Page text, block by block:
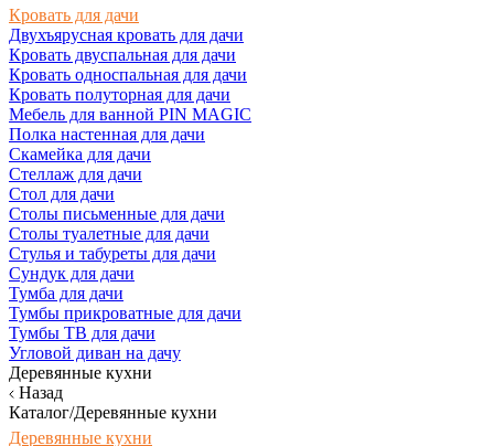
Кровать для дачи
Двухъярусная кровать для дачи
Кровать двуспальная для дачи
Кровать односпальная для дачи
Кровать полуторная для дачи
Мебель для ванной PIN MAGIC
Полка настенная для дачи
Скамейка для дачи
Стеллаж для дачи
Стол для дачи
Столы письменные для дачи
Столы туалетные для дачи
Стулья и табуреты для дачи
Сундук для дачи
Тумба для дачи
Тумбы прикроватные для дачи
Тумбы ТВ для дачи
Угловой диван на дачу
Деревянные кухни
Назад
Каталог/Деревянные кухни
Деревянные кухни